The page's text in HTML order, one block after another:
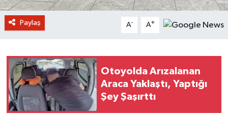
Paylaş A- A+
Otoyolda Arızalanan
Araca Yaklaştı, Yaptığı
Şey Şaşırttı